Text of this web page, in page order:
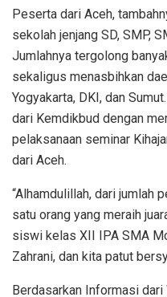
Peserta dari Aceh,
sekolah jenjang SD, SMP,
Jumlahnya tergolong
sekaligus menasbihkan
Yogyakarta, DKI, dan
dari Kemdikbud dengan
pelaksanaan seminar
dari Aceh.
“Alhamdulillah, dari jumlah
satu orang yang meraih
siswi kelas XII IPA SMA
Zahrani, dan kita patut
Berdasarkan Informasi